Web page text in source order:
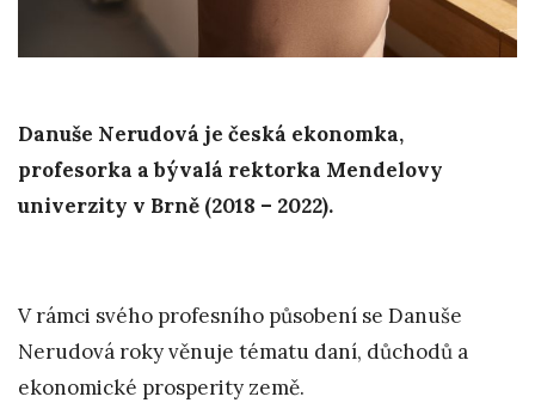
Danuše Nerudová je česká ekonomka,
profesorka a bývalá rektorka Mendelovy
univerzity v Brně (2018 – 2022).
V rámci svého profesního působení se Danuše
Nerudová roky věnuje tématu daní, důchodů a
ekonomické prosperity země.